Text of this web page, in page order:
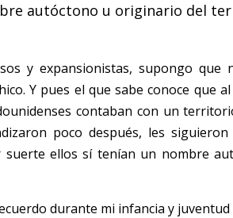
autóctono u originario del
y expansionistas, supongo
Y pues el que sabe conoce que
contaban con un
poco después, les
suerte ellos sí tenían un nombre
durante mi infancia y juventud